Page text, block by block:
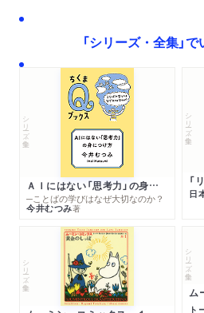
「シリーズ・全集」
シリーズ・全集
ＡＩにはない「思考力」の身につけ方
─ことばの学びはなぜ大切なのか？
今井むつみ著
シリーズ・全集
日
シリーズ・全集 シリーズ・全集
ト